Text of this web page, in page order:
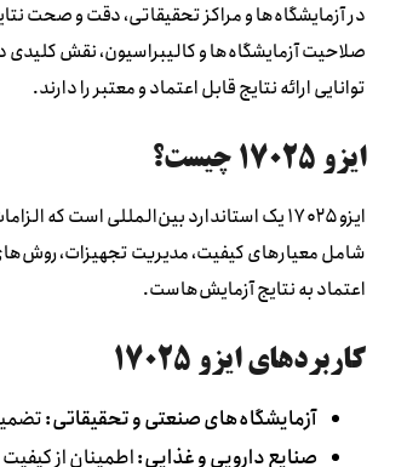
در آزمایشگاه‌ها و مراکز تحقیقاتی، دقت و صحت
صلاحیت آزمایشگاه‌ها و کالیبراسیون، نقش
توانایی ارائه نتایج قابل اعتماد و معتبر را دارند.
ایزو ۱۷۰۲۵ چیست؟
ایزو ۱۷۰۲۵ یک استاندارد بین‌المللی است
شامل معیارهای کیفیت، مدیریت تجهیزات،
اعتماد به نتایج آزمایش‌هاست.
کاربردهای ایزو ۱۷۰۲۵
آزمایشگاه‌های صنعتی و تحقیقاتی:
صنایع دارویی و غذایی:اطمینان از